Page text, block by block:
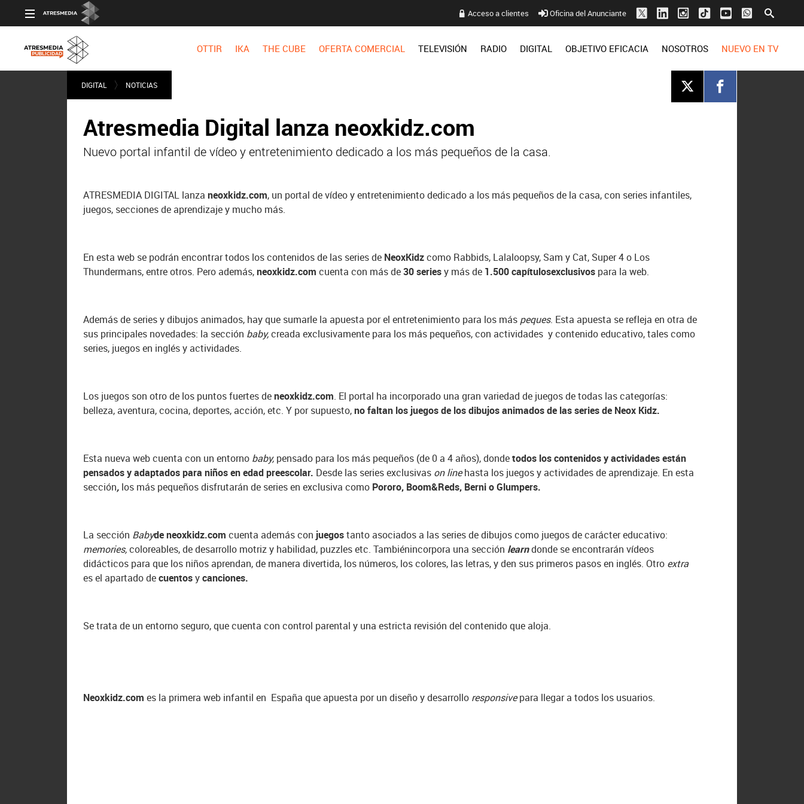
Acceso a clientes Oficina del Anunciante
OTTIR IKA THE CUBE OFERTA COMERCIAL TELEVISIÓN RADIO DIGITAL OBJETIVO EFICACIA NOSOTROS NUEVO EN TV
DIGITAL NOTICIAS
Atresmedia Digital lanza neoxkidz.com
Nuevo portal infantil de vídeo y entretenimiento dedicado a los más pequeños de la casa.
ATRESMEDIA DIGITAL lanzaneoxkidz.com, un portal de vídeo y entretenimiento dedicado a los más pequeños de la casa, con series infantiles,
juegos, secciones de aprendizaje y mucho más.
En esta web se podrán encontrar todos los contenidos de las series de NeoxKidzcomo Rabbids, Lalaloopsy, Sam y Cat, Super 4 o Los
Thundermans, entre otros. Pero además,neoxkidz.com cuenta con más de30 seriesy más de 1.500 capítulosexclusivos para la web.
Además de series y dibujos animados, hay que sumarle la apuesta por el entretenimiento para los más peques. Esta apuesta se refleja en otra de
sus principales novedades: la sección baby,creada exclusivamente para los más pequeños, con actividades y contenido educativo, tales como
series, juegos en inglés y actividades.
Los juegos son otro de los puntos fuertes deneoxkidz.com. El portal ha incorporado una gran variedad de juegos de todas las categorías:
belleza, aventura, cocina, deportes, acción, etc. Y por supuesto,no faltan los juegos de los dibujos animados de las series de Neox Kidz.
Esta nueva web cuenta con un entorno baby, pensado para los más pequeños (de 0 a 4 años), dondetodos los contenidos y actividades están
pensados y adaptados para niños en edad preescolar. Desde las series exclusivas on linehasta los juegos y actividades de aprendizaje. En esta
sección, los más pequeños disfrutarán de series en exclusiva como Pororo, Boom&Reds, Berni o Glumpers.
La sección Babyde neoxkidz.com cuenta además con juegostanto asociados a las series de dibujos como juegos de carácter educativo:
memories,coloreables, de desarrollo motriz y habilidad, puzzles etc. Tambiénincorpora una sección learndonde se encontrarán vídeos
didácticos para que los niños aprendan, de manera divertida, los números, los colores, las letras, y den sus primeros pasos en inglés. Otro extra
es el apartado decuentosycanciones.
Se trata de un entorno seguro, que cuenta con control parental y una estricta revisión del contenido que aloja.
Neoxkidz.com es la primera web infantil en España que apuesta por un diseño y desarrollo responsivepara llegar a todos los usuarios.